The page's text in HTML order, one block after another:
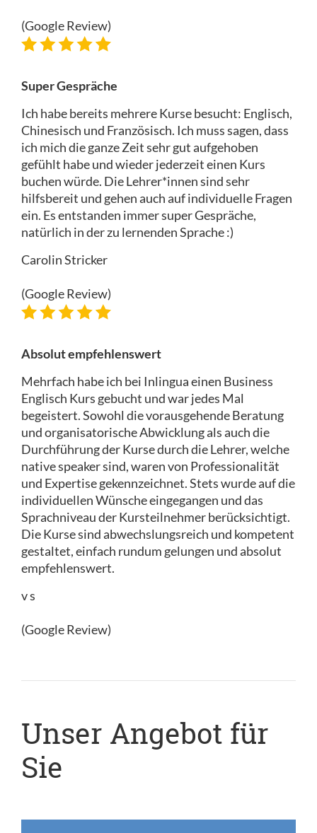
(Google Review)
Super Gespräche
Ich habe bereits mehrere Kurse besucht: Englisch,
Chinesisch und Französisch. Ich muss sagen, dass
ich mich die ganze Zeit sehr gut aufgehoben
gefühlt habe und wieder jederzeit einen Kurs
buchen würde. Die Lehrer*innen sind sehr
hilfsbereit und gehen auch auf individuelle Fragen
ein. Es entstanden immer super Gespräche,
natürlich in der zu lernenden Sprache :)
Carolin Stricker
(Google Review)
Absolut empfehlenswert
Mehrfach habe ich bei Inlingua einen Business
Englisch Kurs gebucht und war jedes Mal
begeistert. Sowohl die vorausgehende Beratung
und organisatorische Abwicklung als auch die
Durchführung der Kurse durch die Lehrer, welche
native speaker sind, waren von Professionalität
und Expertise gekennzeichnet. Stets wurde auf die
individuellen Wünsche eingegangen und das
Sprachniveau der Kursteilnehmer berücksichtigt.
Die Kurse sind abwechslungsreich und kompetent
gestaltet, einfach rundum gelungen und absolut
empfehlenswert.
v s
(Google Review)
Unser Angebot für
Sie